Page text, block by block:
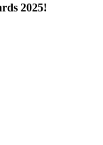
2025!